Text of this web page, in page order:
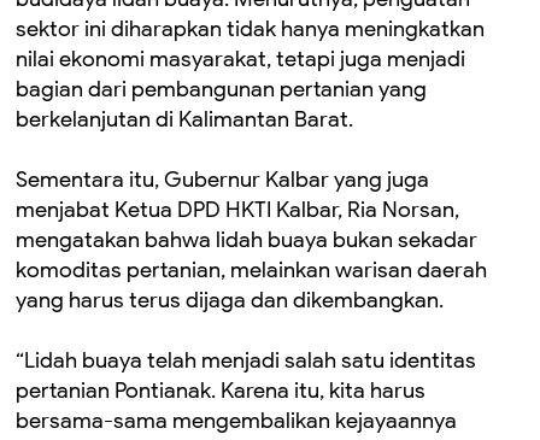
sektor ini diharapkan tidak hanya meningkatkan
nilai ekonomi masyarakat, tetapi juga menjadi
bagian dari pembangunan pertanian yang
berkelanjutan di Kalimantan Barat.
Sementara itu, Gubernur Kalbar yang juga
menjabat Ketua DPD HKTI Kalbar, Ria Norsan,
mengatakan bahwa lidah buaya bukan sekadar
komoditas pertanian, melainkan warisan daerah
yang harus terus dijaga dan dikembangkan.
“Lidah buaya telah menjadi salah satu identitas
pertanian Pontianak. Karena itu, kita harus
bersama-sama mengembalikan kejayaannya